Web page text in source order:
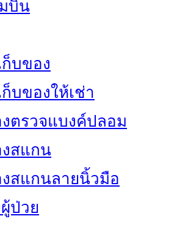
บิน
ก็บของ
ก็บของให้เช่า
งตรวจแบงค์ปลอม
งสแกน
งสแกนลายนิ้วมือ
ป่วย